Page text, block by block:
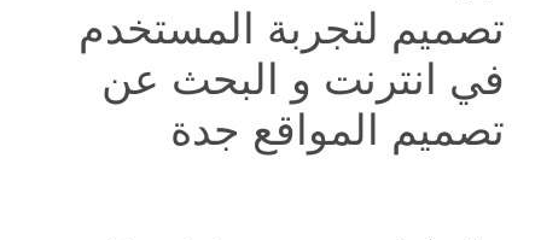
تصميم لتجربة المستخدم
في انترنت و البحث عن
تصميم المواقع جدة